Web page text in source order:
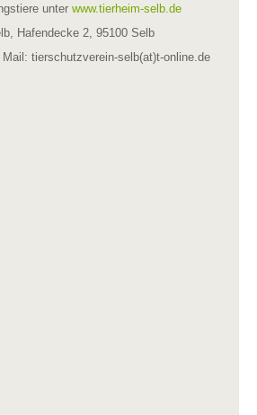
unter www.tierheim-selb.de
Hafendecke 2, 95100 Selb
tierschutzverein-selb(at)t-online.de